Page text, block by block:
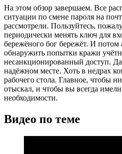
На этом обзор завершаем. Все
ситуации по смене пароля на
рассмотрели. Пользуйтесь,
периодически менять ключ для
бережёного бог бережёт. И потом
обнаружить попытки кражи
несанкционированный доступ.
надёжном месте. Хоть в недрах
рабочего стола. Главное, чтобы
отыскал, и чтобы вы всегда
необходимости.
Видео по теме